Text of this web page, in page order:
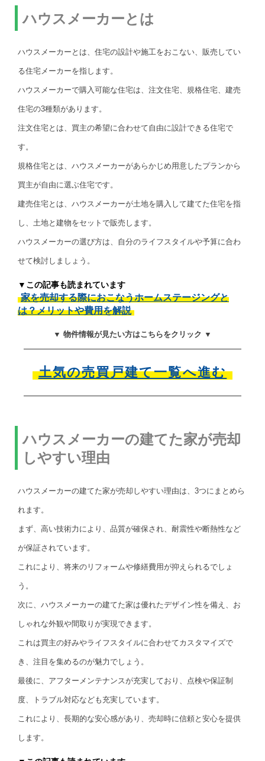
ハウスメーカーとは
ハウスメーカーとは、住宅の設計や施工をおこない、販売してい
る住宅メーカーを指します。
ハウスメーカーで購入可能な住宅は、注文住宅、規格住宅、建売
住宅の3種類があります。
注文住宅とは、買主の希望に合わせて自由に設計できる住宅で
す。
規格住宅とは、ハウスメーカーがあらかじめ用意したプランから
買主が自由に選ぶ住宅です。
建売住宅とは、ハウスメーカーが土地を購入して建てた住宅を指
し、土地と建物をセットで販売します。
ハウスメーカーの選び方は、自分のライフスタイルや予算に合わ
せて検討しましょう。
▼この記事も読まれています
家を売却する際におこなうホームステージングと
は？メリットや費用を解説
▼ 物件情報が見たい方はこちらをクリック ▼
土気の売買戸建て一覧へ進む
ハウスメーカーの建てた家が売却
しやすい理由
ハウスメーカーの建てた家が売却しやすい理由は、3つにまとめら
れます。
まず、高い技術力により、品質が確保され、耐震性や断熱性など
が保証されています。
これにより、将来のリフォームや修繕費用が抑えられるでしょ
う。
次に、ハウスメーカーの建てた家は優れたデザイン性を備え、お
しゃれな外観や間取りが実現できます。
これは買主の好みやライフスタイルに合わせてカスタマイズで
き、注目を集めるのが魅力でしょう。
最後に、アフターメンテナンスが充実しており、点検や保証制
度、トラブル対応なども充実しています。
これにより、長期的な安心感があり、売却時に信頼と安心を提供
します。